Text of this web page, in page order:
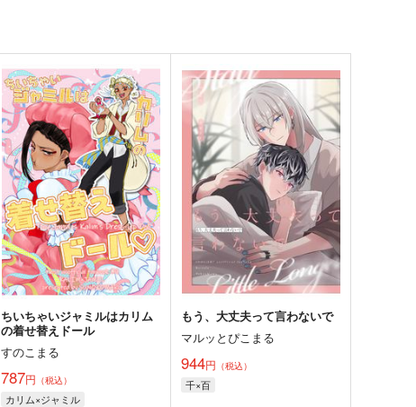
ちいちゃいジャミルはカリム
の着せ替えドール
すのこまる
787円 （税込）
カリム×ジャミル
もう、大丈夫って言わないで
マルッとぴこまる
944円 （税込）
千×百